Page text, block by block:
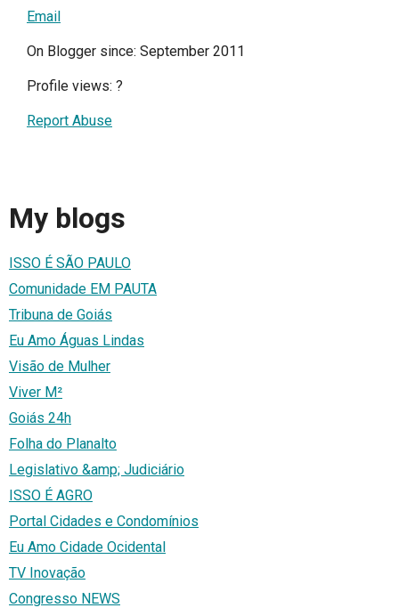
Email
On Blogger since: September 2011
Profile views: ?
Report Abuse
My blogs
ISSO É SÃO PAULO
Comunidade EM PAUTA
Tribuna de Goiás
Eu Amo Águas Lindas
Visão de Mulher
Viver M²
Goiás 24h
Folha do Planalto
Legislativo &amp; Judiciário
ISSO É AGRO
Portal Cidades e Condomínios
Eu Amo Cidade Ocidental
TV Inovação
Congresso NEWS